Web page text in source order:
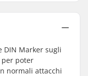
DIN Marker sugli
per poter
normali attacchi